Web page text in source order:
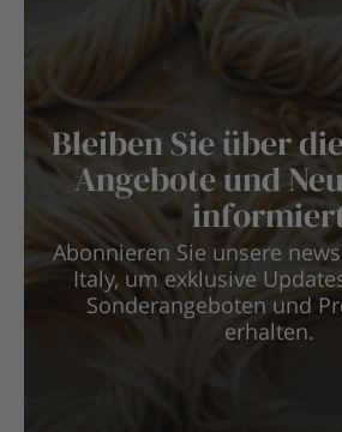
Bleiben Sie über
Angebote und
Abonnieren Sie unsere
Italy, um exklusive
Sonderangeboten und
erhalten.